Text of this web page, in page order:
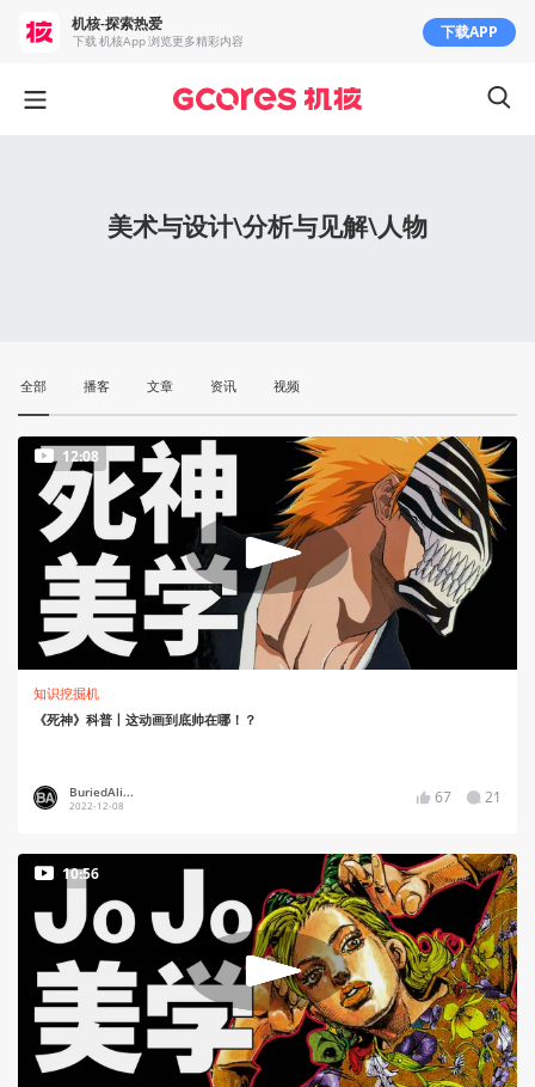
美术与设计\分析与见解\人物
全部 播客 文章 资讯 视频
12:08
知识挖掘机
《死神》科普丨这动画到底帅在哪！？
BuriedAli...
2022-12-08 67 21
10:56
机核-探索热爱
下载 机核App 浏览更多精彩内容 下载APP